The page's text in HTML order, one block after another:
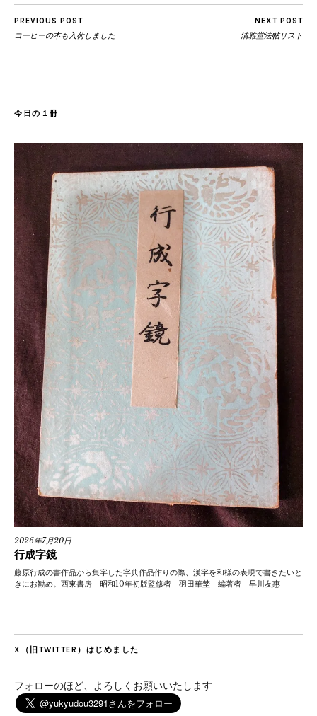
PREVIOUS POST
コーヒーの本も入荷しました
NEXT POST
清雅堂法帖リスト
今日の１冊
2026年7月20日
行成字鏡
藤原行成の書作品から集字した字典作品作りの際、漢字を和様の表現で書きたいと
きにお勧め。西東書房 昭和10年初版監修者 羽田華埜 編著者 早川友惠
X（旧TWITTER）はじめました
フォローのほど、よろしくお願いいたします